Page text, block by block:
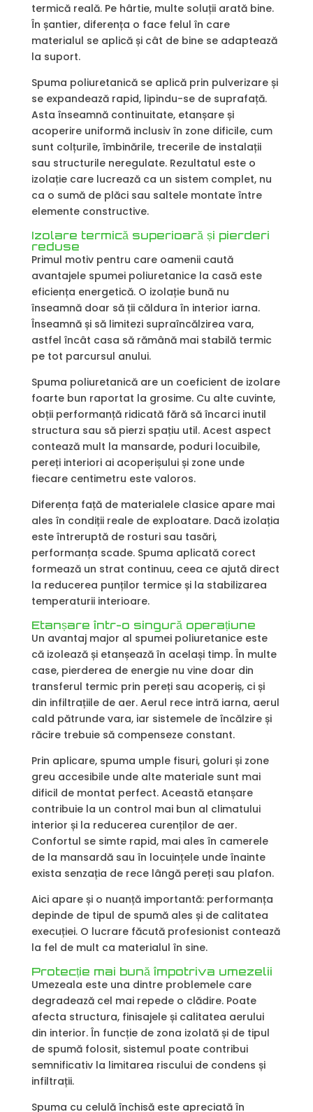
termică reală. Pe hârtie, multe soluții arată bine.
În șantier, diferența o face felul în care
materialul se aplică și cât de bine se adaptează
la suport.
Spuma poliuretanică se aplică prin pulverizare și
se expandează rapid, lipindu-se de suprafață.
Asta înseamnă continuitate, etanșare și
acoperire uniformă inclusiv în zone dificile, cum
sunt colțurile, îmbinările, trecerile de instalații
sau structurile neregulate. Rezultatul este o
izolație care lucrează ca un sistem complet, nu
ca o sumă de plăci sau saltele montate între
elemente constructive.
Izolare termică superioară și pierderi
reduse
Primul motiv pentru care oamenii caută
avantajele spumei poliuretanice la casă este
eficiența energetică. O izolație bună nu
înseamnă doar să ții căldura în interior iarna.
Înseamnă și să limitezi supraîncălzirea vara,
astfel încât casa să rămână mai stabilă termic
pe tot parcursul anului.
Spuma poliuretanică are un coeficient de izolare
foarte bun raportat la grosime. Cu alte cuvinte,
obții performanță ridicată fără să încarci inutil
structura sau să pierzi spațiu util. Acest aspect
contează mult la mansarde, poduri locuibile,
pereți interiori ai acoperișului și zone unde
fiecare centimetru este valoros.
Diferența față de materialele clasice apare mai
ales în condiții reale de exploatare. Dacă izolația
este întreruptă de rosturi sau tasări,
performanța scade. Spuma aplicată corect
formează un strat continuu, ceea ce ajută direct
la reducerea punților termice și la stabilizarea
temperaturii interioare.
Etanșare într-o singură operațiune
Un avantaj major al spumei poliuretanice este
că izolează și etanșează în același timp. În multe
case, pierderea de energie nu vine doar din
transferul termic prin pereți sau acoperiș, ci și
din infiltrațiile de aer. Aerul rece intră iarna, aerul
cald pătrunde vara, iar sistemele de încălzire și
răcire trebuie să compenseze constant.
Prin aplicare, spuma umple fisuri, goluri și zone
greu accesibile unde alte materiale sunt mai
dificil de montat perfect. Această etanșare
contribuie la un control mai bun al climatului
interior și la reducerea curenților de aer.
Confortul se simte rapid, mai ales în camerele
de la mansardă sau în locuințele unde înainte
exista senzația de rece lângă pereți sau plafon.
Aici apare și o nuanță importantă: performanța
depinde de tipul de spumă ales și de calitatea
execuției. O lucrare făcută profesionist contează
la fel de mult ca materialul în sine.
Protecție mai bună împotriva umezelii
Umezeala este una dintre problemele care
degradează cel mai repede o clădire. Poate
afecta structura, finisajele și calitatea aerului
din interior. În funcție de zona izolată și de tipul
de spumă folosit, sistemul poate contribui
semnificativ la limitarea riscului de condens și
infiltrații.
Spuma cu celulă închisă este apreciată în